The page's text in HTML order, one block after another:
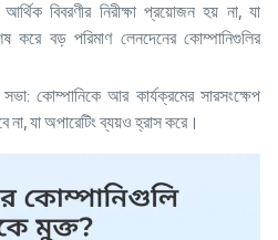
আর্থিক বিবরণীর নিরীক্ষা প্রয়োজন হয় না, যা
করে বড় পরিমাণ লেনদেনের কোম্পানিগুলির
সভা: কোম্পানিকে আর কার্যক্রমের সারসংক্ষেপ
যা অপারেটিং ব্যয়ও হ্রাস করে।